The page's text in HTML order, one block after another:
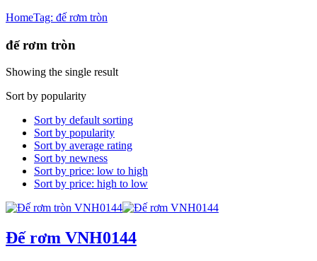
HomeTag: đế rơm tròn
đế rơm tròn
Showing the single result
Sort by popularity
Sort by default sorting
Sort by popularity
Sort by average rating
Sort by newness
Sort by price: low to high
Sort by price: high to low
Đế rơm VNH0144